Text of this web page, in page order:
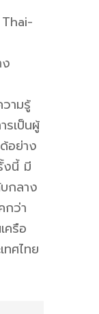
วามรู้
รเป็นผู้
อย่าง
งนี้ มี
กลาง
กว่า
ครือ
ทศไทย